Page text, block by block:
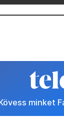
minket